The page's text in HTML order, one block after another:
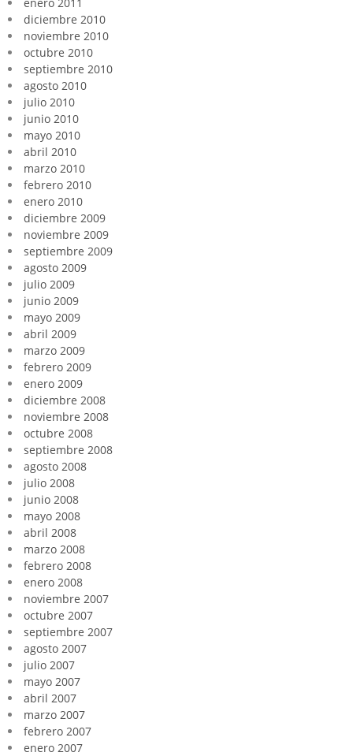
diciembre 2010
noviembre 2010
octubre 2010
septiembre 2010
agosto 2010
julio 2010
junio 2010
mayo 2010
abril 2010
marzo 2010
febrero 2010
enero 2010
diciembre 2009
noviembre 2009
septiembre 2009
agosto 2009
julio 2009
junio 2009
mayo 2009
abril 2009
marzo 2009
febrero 2009
enero 2009
diciembre 2008
noviembre 2008
octubre 2008
septiembre 2008
agosto 2008
julio 2008
junio 2008
mayo 2008
abril 2008
marzo 2008
febrero 2008
enero 2008
noviembre 2007
octubre 2007
septiembre 2007
agosto 2007
julio 2007
mayo 2007
abril 2007
marzo 2007
febrero 2007
enero 2007